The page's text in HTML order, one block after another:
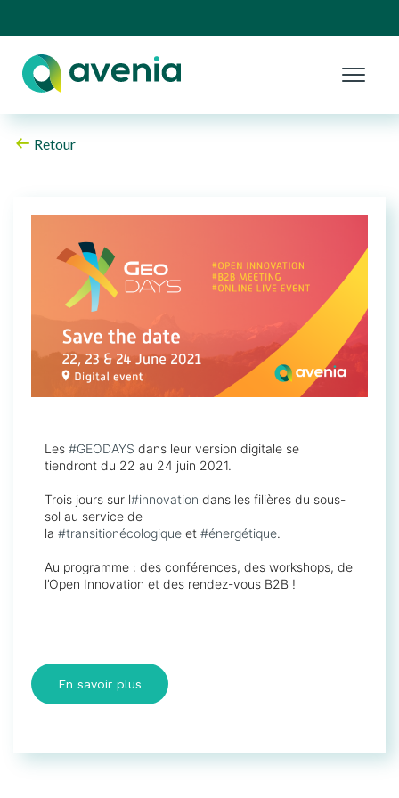
Retour
Les #GEODAYS dans leur version digitale se
tiendront du 22 au 24 juin 2021.
Trois jours sur l’#innovation dans les filières du sous-
sol au service de
la #transitionécologique et #énergétique.
Au programme : des conférences, des workshops, de
l’Open Innovation et des rendez-vous B2B !
En savoir plus